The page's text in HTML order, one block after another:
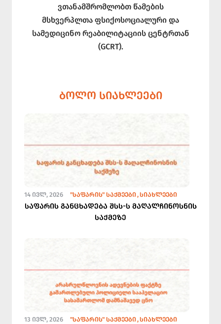
ვთანამშრომლობთ წამების
მსხვერპლთა ფსიქოსოციალური და
სამედიცინო რეაბილიტაციის ცენტრთან
(GCRT).
ᲑᲝᲚᲝ ᲡᲘᲐᲮᲚᲔᲔᲑᲘ
14 ᲘᲕᲚ, 2026 "ᲡᲐᲤᲐᲠᲘᲡ" ᲡᲐᲥᲛᲔᲔᲑᲘ ᲡᲘᲐᲮᲚᲔᲔᲑᲘ
საფარის განცხადება შსს-ს მაღალჩინოსნის
საქმეზე
13 ᲘᲕᲚ, 2026 "ᲡᲐᲤᲐᲠᲘᲡ" ᲡᲐᲥᲛᲔᲔᲑᲘ ᲡᲘᲐᲮᲚᲔᲔᲑᲘ